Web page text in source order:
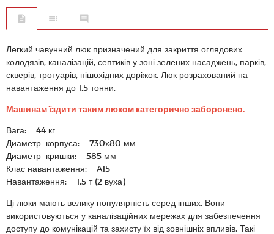
Легкий чавунний люк призначений для закриття оглядових
колодязів, каналізацій, септиків у зоні зелених насаджень, парків,
скверів, тротуарів, пішохідних доріжок. Люк розрахований на
навантаження до 1,5 тонни.
Машинам їздити таким люком категорично заборонено.
Вага: 44 кг
Диаметр корпуса: 730х80 мм
Диаметр кришки: 585 мм
Клас навантаження: А15
Навантаження: 1,5 т (2 вуха)
Ці люки мають велику популярність серед інших. Вони
використовуються у каналізаційних мережах для забезпечення
доступу до комунікацій та захисту їх від зовнішніх впливів. Такі